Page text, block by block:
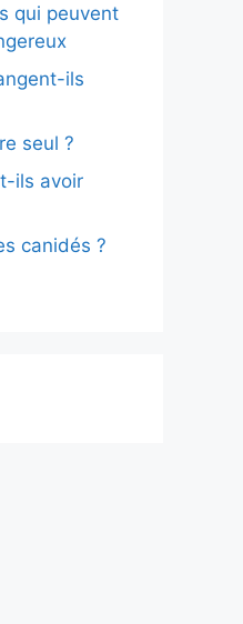
qui peuvent
ils
seul ?
ils avoir
canidés ?